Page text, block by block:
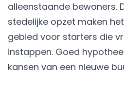
alleenstaande bewoners.
stedelijke opzet maken
gebied voor starters die
instappen. Goed
kansen van een nieuwe